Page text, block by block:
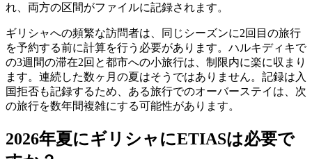
れ、両方の区間がファイルに記録されます。
ギリシャへの頻繁な訪問者は、同じシーズンに2回目の旅行
を予約する前に計算を行う必要があります。ハルキディキで
の3週間の滞在2回と都市への小旅行は、制限内に楽に収まり
ます。連続した数ヶ月の夏はそうではありません。記録は入
国拒否も記録するため、ある旅行でのオーバーステイは、次
の旅行を数年間複雑にする可能性があります。
2026年夏にギリシャにETIASは必要で